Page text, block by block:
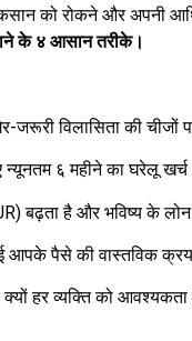
को रोकने और अपनी
के ४ आसान तरीके।
विलासिता की चीजों
न्यूनतम ६ महीने का घरेलू
बढ़ता है और भविष्य के लोन
आपके पैसे की वास्तविक
क्यों हर व्यक्ति को